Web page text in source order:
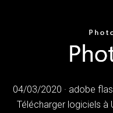
04/03/2020 · adobe
Télécharger logiciels à